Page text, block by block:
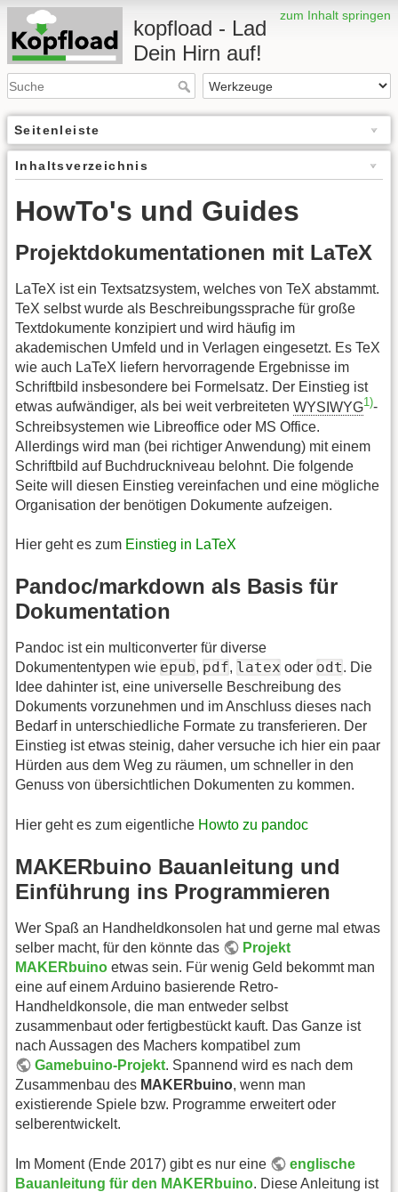
zum Inhalt springen
kopfload - Lad
Dein Hirn auf!
Seitenleiste
Inhaltsverzeichnis
HowTo's und Guides
Projektdokumentationen mit LaTeX
LaTeX ist ein Textsatzsystem, welches von TeX abstammt.
TeX selbst wurde als Beschreibungssprache für große
Textdokumente konzipiert und wird häufig im
akademischen Umfeld und in Verlagen eingesetzt. Es TeX
wie auch LaTeX liefern hervorragende Ergebnisse im
Schriftbild insbesondere bei Formelsatz. Der Einstieg ist
etwas aufwändiger, als bei weit verbreiteten WYSIWYG1)-
Schreibsystemen wie Libreoffice oder MS Office.
Allerdings wird man (bei richtiger Anwendung) mit einem
Schriftbild auf Buchdruckniveau belohnt. Die folgende
Seite will diesen Einstieg vereinfachen und eine mögliche
Organisation der benötigen Dokumente aufzeigen.
Hier geht es zum Einstieg in LaTeX
Pandoc/markdown als Basis für
Dokumentation
Pandoc ist ein multiconverter für diverse
Dokumententypen wie epub, pdf, latex oder odt. Die
Idee dahinter ist, eine universelle Beschreibung des
Dokuments vorzunehmen und im Anschluss dieses nach
Bedarf in unterschiedliche Formate zu transferieren. Der
Einstieg ist etwas steinig, daher versuche ich hier ein paar
Hürden aus dem Weg zu räumen, um schneller in den
Genuss von übersichtlichen Dokumenten zu kommen.
Hier geht es zum eigentliche Howto zu pandoc
MAKERbuino Bauanleitung und
Einführung ins Programmieren
Wer Spaß an Handheldkonsolen hat und gerne mal etwas
selber macht, für den könnte das
Projekt
MAKERbuino etwas sein. Für wenig Geld bekommt man
eine auf einem Arduino basierende Retro-
Handheldkonsole, die man entweder selbst
zusammenbaut oder fertigbestückt kauft. Das Ganze ist
nach Aussagen des Machers kompatibel zum
Gamebuino-Projekt. Spannend wird es nach dem
Zusammenbau des MAKERbuino, wenn man
existierende Spiele bzw. Programme erweitert oder
selberentwickelt.
Im Moment (Ende 2017) gibt es nur eine
englische
Bauanleitung für den MAKERbuino. Diese Anleitung ist